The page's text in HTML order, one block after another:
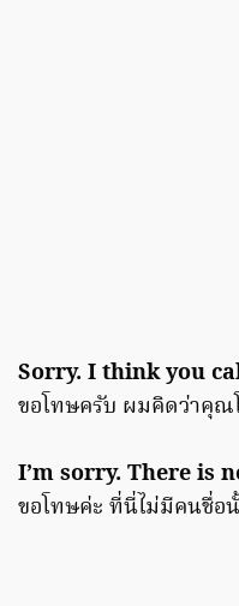
Sorry. I think you
ขอโทษครับ ผมคิดว่าคุณ
I’m sorry. There is
ขอโทษค่ะ ที่นี่ไม่มีคนชื่อ